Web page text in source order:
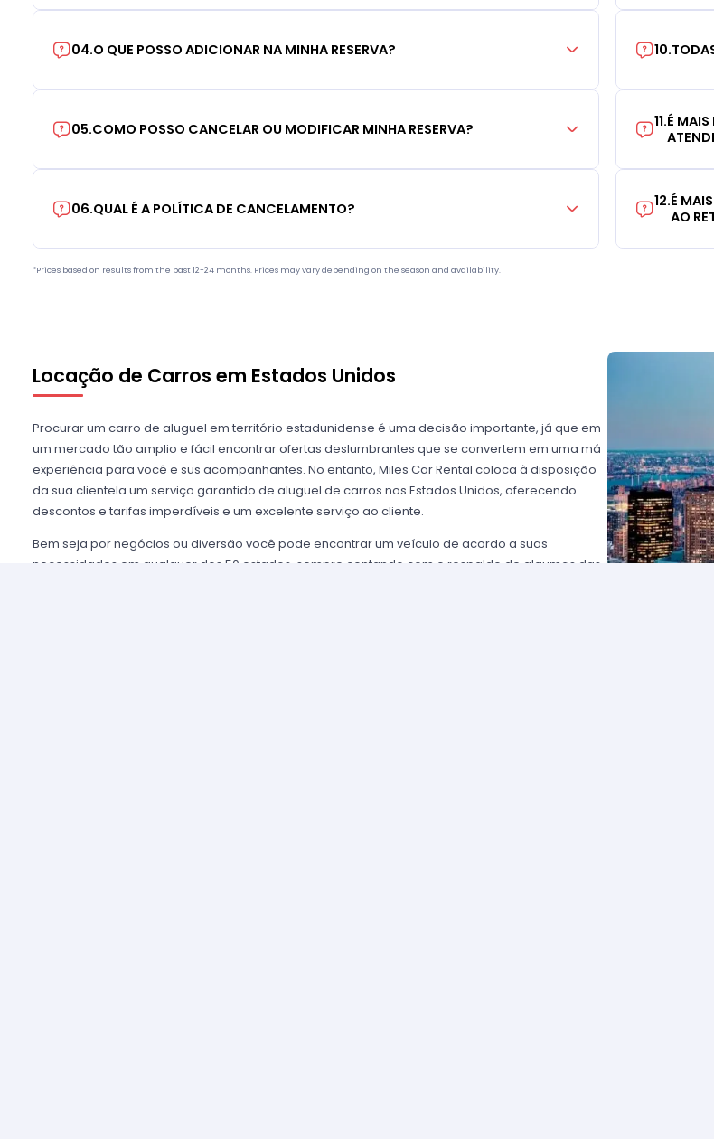
04.O QUE POSSO ADICIONAR NA MINHA RESERVA?
05.COMO POSSO CANCELAR OU MODIFICAR MINHA RESERVA?
06.QUAL É A POLÍTICA DE CANCELAMENTO?
10.
11.É
12.É
AO
*Prices based on results from the past 12-24 months. Prices may vary depending on the season and availability.
Locação de Carros em Estados Unidos
Procurar um carro de aluguel em território estadunidense é uma decisão importante, já que em
um mercado tão amplio e fácil encontrar ofertas deslumbrantes que se convertem em uma má
experiência para você e sus acompanhantes. No entanto, Miles Car Rental coloca à disposição
da sua clientela um serviço garantido de aluguel de carros nos Estados Unidos, oferecendo
descontos e tarifas imperdíveis e um excelente serviço ao cliente.
Bem seja por negócios ou diversão você pode encontrar um veículo de acordo a suas
necessidades em qualquer dos 50 estados, sempre contando com o respaldo de algumas das